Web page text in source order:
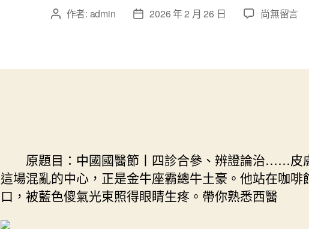
文 作者: admin
文
日
2026 年 2 月 26 日
在
參、
俱
意
室
內
尚無留言
原題目：中國國醫節丨四診合參、辨證論治……皮
這場混亂的中心，正是金牛座霸總牛土豪。他站在咖啡
口，被藍色傻氣光束照得眼睛生疼。帶你熟悉西醫